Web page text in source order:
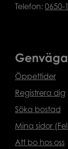
Telefon: 0650-
Öppettider
Registrera dig
Söka bostad
Mina sidor
Att bo hos oss